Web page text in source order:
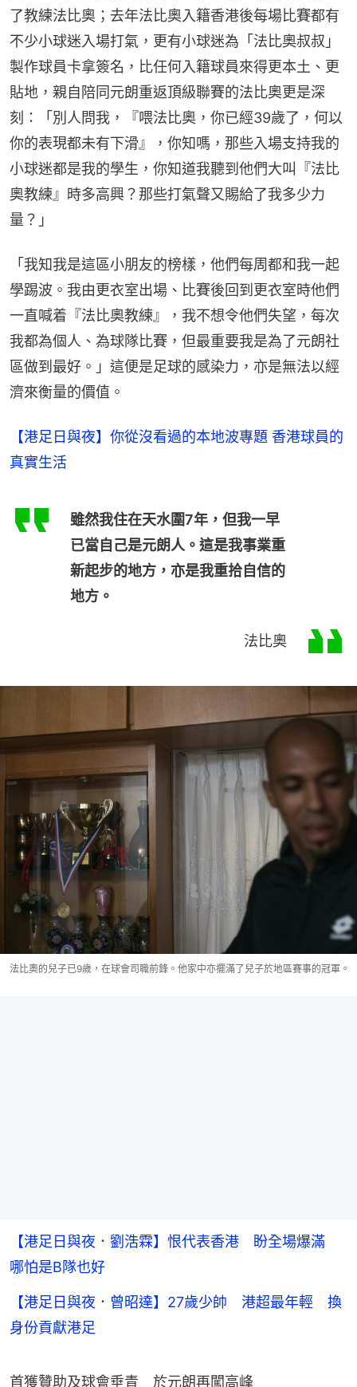
了教練法比奧；去年法比奧入籍香港後每場比賽都有
不少小球迷入場打氣，更有小球迷為「法比奧叔叔」
製作球員卡拿簽名，比任何入籍球員來得更本土、更
貼地，親自陪同元朗重返頂級聯賽的法比奧更是深
刻：「別人問我，『喂法比奧，你已經39歲了，何以
你的表現都未有下滑』，你知嗎，那些入場支持我的
小球迷都是我的學生，你知道我聽到他們大叫『法比
奧教練』時多高興？那些打氣聲又賜給了我多少力
量？」
「我知我是這區小朋友的榜樣，他們每周都和我一起
學踢波。我由更衣室出場、比賽後回到更衣室時他們
一直喊着『法比奧教練』，我不想令他們失望，每次
我都為個人、為球隊比賽，但最重要我是為了元朗社
區做到最好。」這便是足球的感染力，亦是無法以經
濟來衡量的價值。
【港足日與夜】你從沒看過的本地波專題 香港球員的
真實生活
雖然我住在天水圍7年，但我一早
已當自己是元朗人。這是我事業重
新起步的地方，亦是我重拾自信的
地方。
法比奧
法比奧的兒子已9歲，在球會司職前鋒。他家中亦擺滿了兒子於地區賽事的冠軍。
【港足日與夜．劉浩霖】恨代表香港 盼全場爆滿
哪怕是B隊也好
【港足日與夜．曾昭達】27歲少帥 港超最年輕 換
身份貢獻港足
首獲贊助及球會垂青　於元朗再闖高峰